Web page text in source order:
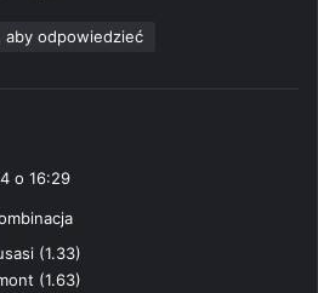
aby odpowiedzieć
o 16:29
(1.33)
(1.63)